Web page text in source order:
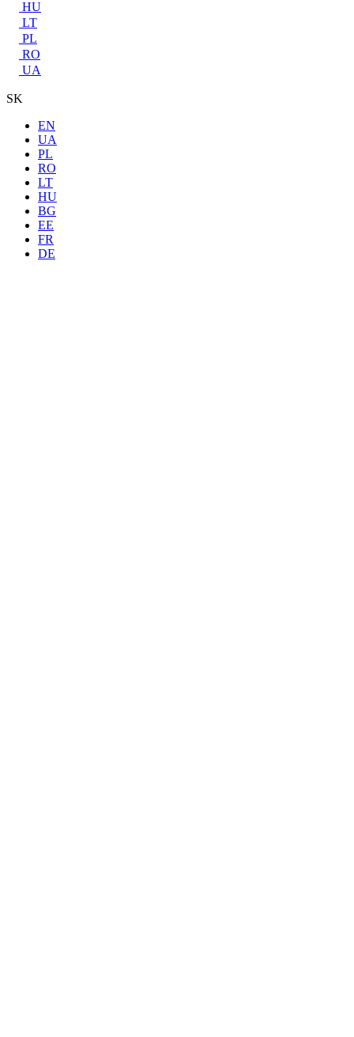
HU
LT
PL
RO
UA
SK
EN
UA
PL
RO
LT
HU
BG
EE
FR
DE